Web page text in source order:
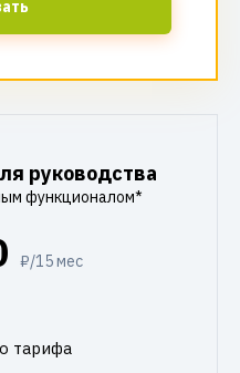
руководства
функционалом*
₽/15 мес
тарифа